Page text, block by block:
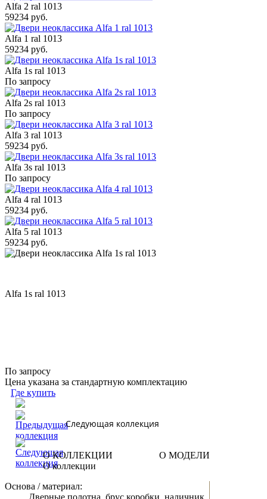
Alfa 2 ral 1013
59234 руб.
Alfa 1 ral 1013
59234 руб.
Alfa 1s ral 1013
По запросу
Alfa 2s ral 1013
По запросу
Alfa 3 ral 1013
59234 руб.
Alfa 3s ral 1013
По запросу
Alfa 4 ral 1013
59234 руб.
Alfa 5 ral 1013
59234 руб.
Alfa 1s ral 1013
По запросу
Цена указана за стандартную комплектацию
Где купить
Следующая коллекция
О КОЛЛЕКЦИИ
О МОДЕЛИ
О коллекции
Основа / материал:
Дверные полотна, брус коробки, наличник,